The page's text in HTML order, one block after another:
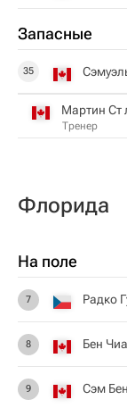
Запасные
35
Мартин Ст
Тренер
Флорида
На поле
7 Радко
8 Бен
9 Сэм